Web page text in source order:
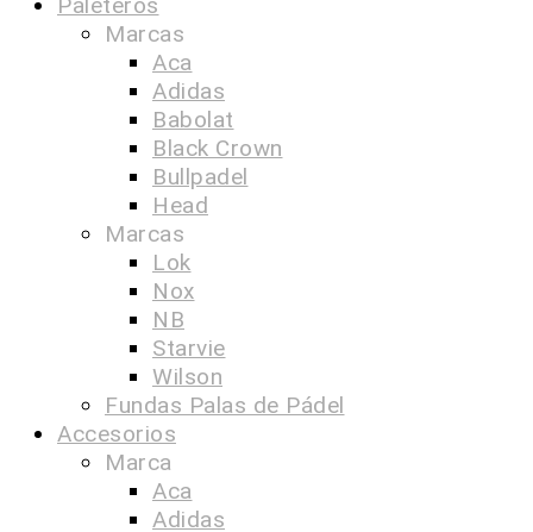
Marcas
Aca
Adidas
Babolat
Black Crown
Bullpadel
Head
Marcas
Lok
Nox
NB
Starvie
Wilson
Fundas Palas de Pádel
Accesorios
Marca
Aca
Adidas